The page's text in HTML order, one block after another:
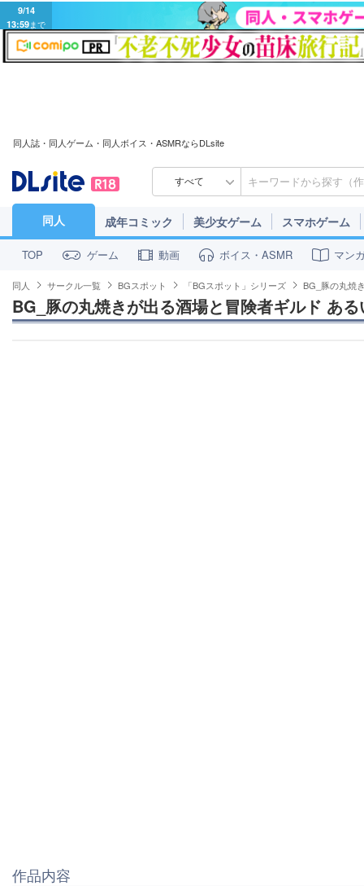
13:59まで
同人誌・同人ゲーム・同人ボイス・ASMRならDLsite
すべて
同人 成年コミック 美少女ゲーム スマホゲーム
TOP ゲーム 動画 ボイス・ASMR マン
同人 サークル一覧 BGスポット 「BGスポット」シリーズ BG_豚の丸焼
BG_豚の丸焼きが出る酒場と冒険者ギルド あ
作品内容